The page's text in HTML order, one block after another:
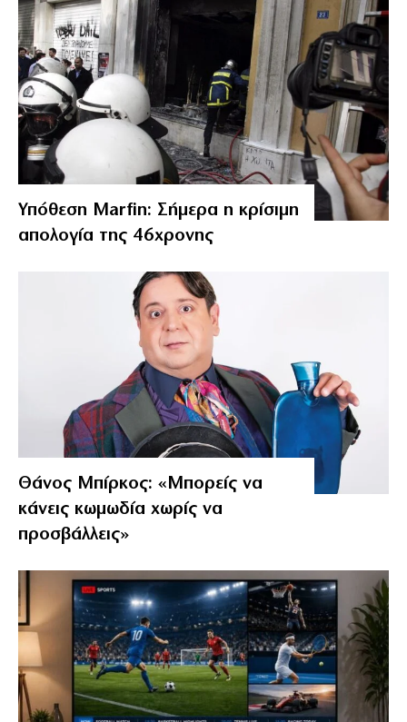
Υπόθεση Marfin: Σήμερα η κρίσιμη
απολογία της 46χρονης
Θάνος Μπίρκος: «Μπορείς να
κάνεις κωμωδία χωρίς να
προσβάλλεις»